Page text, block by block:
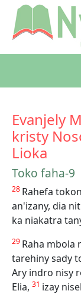
Evanjely
kristy
Lioka
Toko faha-9
28 Rahefa
an'izany, dia
ka niakatra
29 Raha mbola
tarehiny sady
Ary indro nisy
Elia, 31 izay